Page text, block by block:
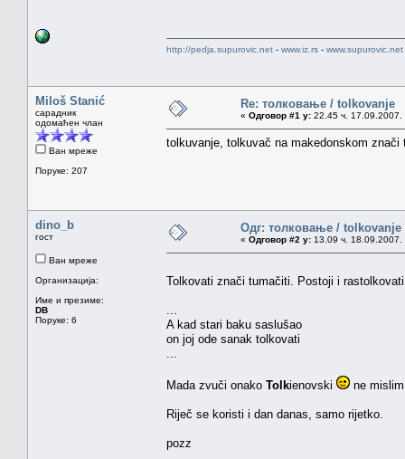
http://pedja.supurovic.net - www.iz.rs - www.supurovic.net
Miloš Stanić
сарадник
одомаћен члан
Ван мреже
Поруке: 207
Re: толковање / tolkovanje
« Одговор #1 у: 22.45 ч. 17.09.2007.
tolkuvanje, tolkuvač na makedonskom znači
dino_b
гост
Ван мреже
Организација:
Име и презиме:
DB
Поруке: 6
Одг: толковање / tolkovanje
« Одговор #2 у: 13.09 ч. 18.09.2007.
Tolkovati znači tumačiti. Postoji i
A kad stari baku saslušao
on joj ode sanak tolkovati
Mada zvuči onako Tolkienovski ne
Riječ se koristi i dan danas, samo rijetko.
pozz